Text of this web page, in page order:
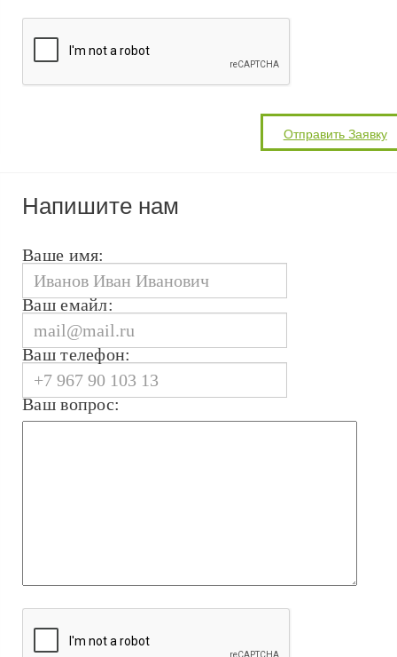
Напишите нам
Ваше имя:
Ваш емайл:
Ваш телефон:
Ваш вопрос: